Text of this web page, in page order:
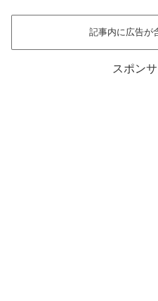
記事内に広告が
スポン